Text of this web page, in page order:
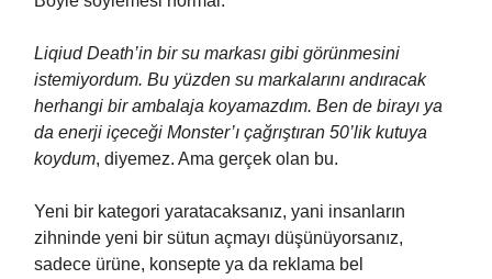
Liqiud Death’in bir su markası gibi görünmesini
istemiyordum. Bu yüzden su markalarını andıracak
herhangi bir ambalaja koyamazdım. Ben de birayı ya
da enerji içeceği Monster’ı çağrıştıran 50’lik kutuya
koydum, diyemez. Ama gerçek olan bu.
Yeni bir kategori yaratacaksanız, yani insanların
zihninde yeni bir sütun açmayı düşünüyorsanız,
sadece ürüne, konsepte ya da reklama bel